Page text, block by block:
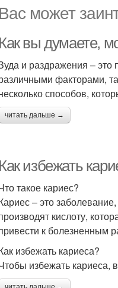
Вас может
Как вы думаете,
и раздражения –
факторами,
способов,
читать дальше →
Как избежать
такое кариес?
– это
кислоту,
к болезненным
избежать кариеса?
избежать кариеса,